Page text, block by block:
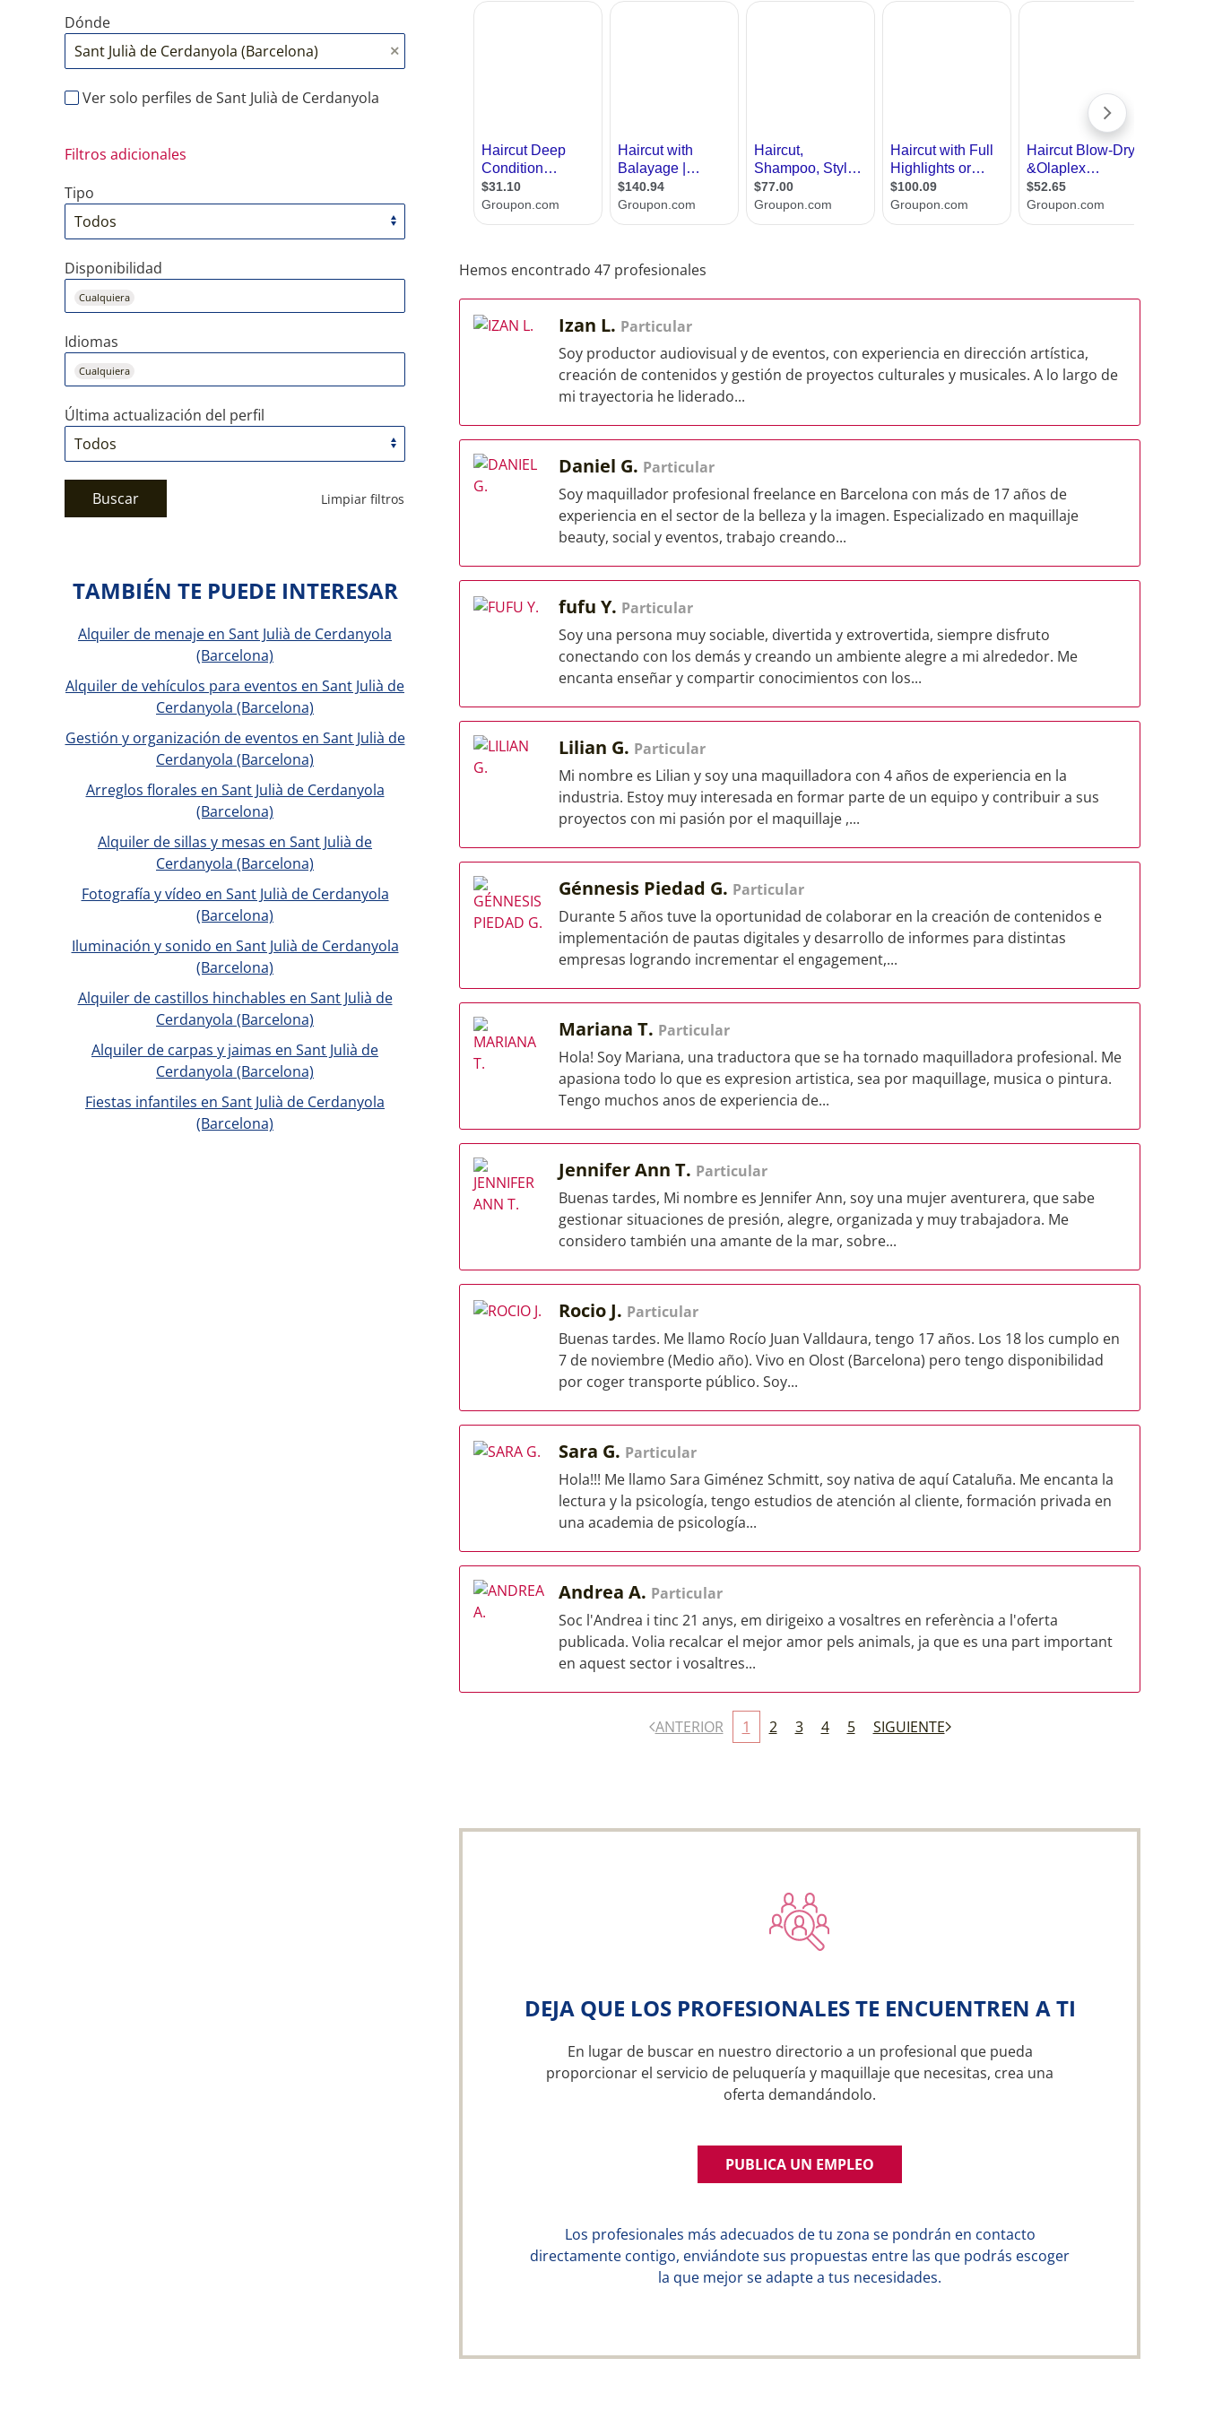
Dónde
Ver solo perfiles de Sant Julià de Cerdanyola
Filtros adicionales
Tipo
Disponibilidad
Cualquiera
Idiomas
Cualquiera
Última actualización del perfil
Buscar Limpiar filtros
Hemos encontrado 47 profesionales
Izan L. Particular
Soy productor audiovisual y de eventos, con experiencia en dirección artística,
creación de contenidos y gestión de proyectos culturales y musicales. A lo largo de
mi trayectoria he liderado...
Daniel G. Particular
Soy maquillador profesional freelance en Barcelona con más de 17 años de
experiencia en el sector de la belleza y la imagen. Especializado en maquillaje
beauty, social y eventos, trabajo creando...
fufu Y. Particular
Soy una persona muy sociable, divertida y extrovertida, siempre disfruto
conectando con los demás y creando un ambiente alegre a mi alrededor. Me
encanta enseñar y compartir conocimientos con los...
Lilian G. Particular
Mi nombre es Lilian y soy una maquilladora con 4 años de experiencia en la
industria. Estoy muy interesada en formar parte de un equipo y contribuir a sus
proyectos con mi pasión por el maquillaje ,...
Génnesis Piedad G. Particular
Durante 5 años tuve la oportunidad de colaborar en la creación de contenidos e
implementación de pautas digitales y desarrollo de informes para distintas
empresas logrando incrementar el engagement,...
Mariana T. Particular
Hola! Soy Mariana, una traductora que se ha tornado maquilladora profesional. Me
apasiona todo lo que es expresion artistica, sea por maquillage, musica o pintura.
Tengo muchos anos de experiencia de...
Jennifer Ann T. Particular
Buenas tardes, Mi nombre es Jennifer Ann, soy una mujer aventurera, que sabe
gestionar situaciones de presión, alegre, organizada y muy trabajadora. Me
considero también una amante de la mar, sobre...
Rocio J. Particular
Buenas tardes. Me llamo Rocío Juan Valldaura, tengo 17 años. Los 18 los cumplo en
7 de noviembre (Medio año). Vivo en Olost (Barcelona) pero tengo disponibilidad
por coger transporte público. Soy...
Sara G. Particular
Hola!!! Me llamo Sara Giménez Schmitt, soy nativa de aquí Cataluña. Me encanta la
lectura y la psicología, tengo estudios de atención al cliente, formación privada en
una academia de psicología...
Andrea A. Particular
Soc l'Andrea i tinc 21 anys, em dirigeixo a vosaltres en referència a l'oferta
publicada. Volia recalcar el mejor amor pels animals, ja que es una part important
en aquest sector i vosaltres...
ANTERIOR 1 2 3 4 5 SIGUIENTE
DEJA QUE LOS PROFESIONALES TE ENCUENTREN A TI
En lugar de buscar en nuestro directorio a un profesional que pueda
proporcionar el servicio de peluquería y maquillaje que necesitas, crea una
oferta demandándolo.
PUBLICA UN EMPLEO
Los profesionales más adecuados de tu zona se pondrán en contacto
directamente contigo, enviándote sus propuestas entre las que podrás escoger
la que mejor se adapte a tus necesidades.
TAMBIÉN TE PUEDE INTERESAR
Alquiler de menaje en Sant Julià de Cerdanyola
(Barcelona)
Alquiler de vehículos para eventos en Sant Julià de
Cerdanyola (Barcelona)
Gestión y organización de eventos en Sant Julià de
Cerdanyola (Barcelona)
Arreglos florales en Sant Julià de Cerdanyola
(Barcelona)
Alquiler de sillas y mesas en Sant Julià de
Cerdanyola (Barcelona)
Fotografía y vídeo en Sant Julià de Cerdanyola
(Barcelona)
Iluminación y sonido en Sant Julià de Cerdanyola
(Barcelona)
Alquiler de castillos hinchables en Sant Julià de
Cerdanyola (Barcelona)
Alquiler de carpas y jaimas en Sant Julià de
Cerdanyola (Barcelona)
Fiestas infantiles en Sant Julià de Cerdanyola
(Barcelona)